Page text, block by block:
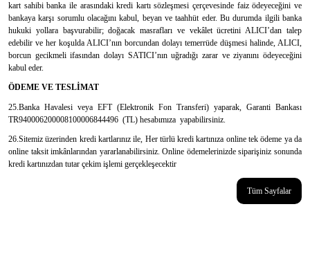
kart sahibi banka ile arasındaki kredi kartı sözleşmesi çerçevesinde faiz ödeyeceğini ve
bankaya karşı sorumlu olacağını kabul, beyan ve taahhüt eder. Bu durumda ilgili banka
hukuki yollara başvurabilir; doğacak masrafları ve vekâlet ücretini ALICI’dan talep
edebilir ve her koşulda ALICI’nın borcundan dolayı temerrüde düşmesi halinde, ALICI,
borcun gecikmeli ifasından dolayı SATICI’nın uğradığı zarar ve ziyanını ödeyeceğini
kabul eder.
ÖDEME VE TESLİMAT
25.Banka Havalesi veya EFT (Elektronik Fon Transferi) yaparak, Garanti Bankası
TR940006200008100006844496 (TL) hesabımıza yapabilirsiniz.
26.Sitemiz üzerinden kredi kartlarınız ile, Her türlü kredi kartınıza online tek ödeme ya da
online taksit imkânlarından yararlanabilirsiniz. Online ödemelerinizde siparişiniz sonunda
kredi kartınızdan tutar çekim işlemi gerçekleşecektir
Tüm Sayfalar